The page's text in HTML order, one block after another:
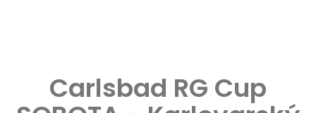
Carlsbad RG Cup